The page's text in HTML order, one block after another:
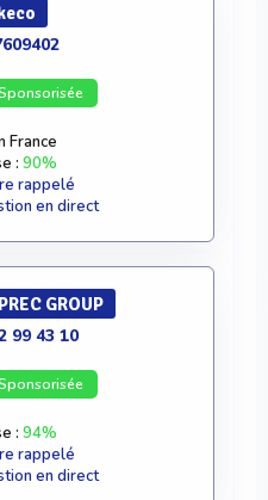
France
: 90%
rappelé
en direct
GROUP
99 43 10
: 94%
rappelé
en direct